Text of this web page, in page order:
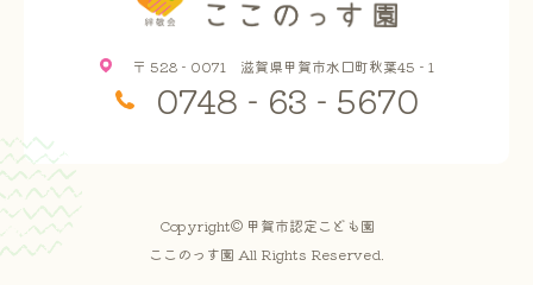
0748 - 63 - 5670
〒 528 - 0071 滋賀県甲賀市水口町秋葉45 - 1
Copyright© 甲賀市認定こども園
ここのっす園 All Rights Reserved.